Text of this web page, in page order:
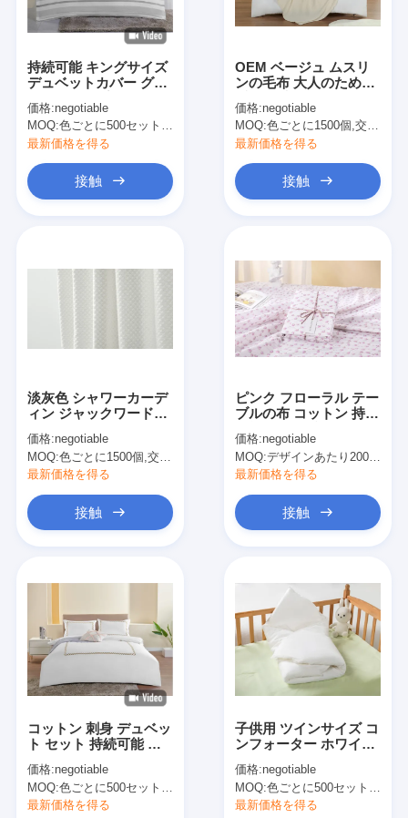
家へ
工場 ツアー
品質管理
連絡 ください
事件
引金 を 求め て ください
ベッドシーツセット
慰める人セット
羽毛布団カバー セット
持続可能 キングサイズ
デュベットカバー グレ
トカバー カスタマイズ
価格:negotiable
MOQ:色ごとに500セット 交渉可能
最新価格を得る
接触
OEM ベージュ ムスリ
ンの毛布 大人のための
価格:negotiable
MOQ:色ごとに1500個,交渉可能
最新価格を得る
接触
淡灰色 シャワーカーデ
ィン ジャックワード
ポリエステル
価格:negotiable
MOQ:色ごとに1500個,交渉可能
最新価格を得る
接触
ピンク フローラル テー
ブルの布 コットン 持続
ーム 60x90 60x120
価格:negotiable
MOQ:デザインあたり2000個,交渉可能
最新価格を得る
接触
コットン 刺身 デュベッ
ト セット 持続可能 ホ
カバー
価格:negotiable
MOQ:色ごとに500セット 交渉可能
最新価格を得る
子供用 ツインサイズ コ
ンフォーター ホワイト
ーム ツイン
価格:negotiable
MOQ:色ごとに500セット 交渉可能
最新価格を得る